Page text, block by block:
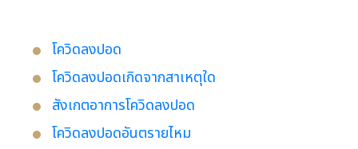
โควิดลงปอด
โควิดลงปอดเกิดจากสาเหตุใด
สังเกตอาการโควิดลงปอด
โควิดลงปอดอันตรายไหม